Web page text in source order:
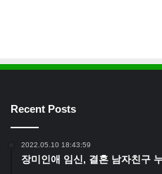
Recent Posts
2022.05.10 18:43:59
장미인애 임신, 결혼 남자친구